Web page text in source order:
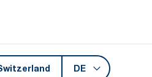
DE